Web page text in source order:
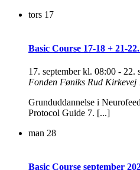
tors 17
Basic Course 17-18 + 21-
17. september kl. 08:00 - 22.
Fonden Føniks Rud Kirkevej
Grunduddannelse i
Protocol Guide 7. [...]
man 28
Basic Course september